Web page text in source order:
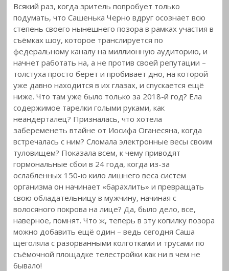
Всякий раз, когда зритель попробует только
подумать, что Сашенька Черно вдруг осознает всю
степень своего нынешнего позора в рамках участия в
съёмках шоу, которое транслируется по
федеральному каналу на миллионную аудиторию, и
начнетработать на, а не против своей репутации –
толстуха просто берет и пробивает дно, на которой
уже давно находится в их глазах, и спускается ещё
ниже. Что там уже было только за 2018-й год? Ела
содержимое тарелки голыми руками, как
неандерталец? Призналась, что хотела
забеременеть втайне от Иосифа Оганесяна, когда
встречалась с ним? Сломала электронные весы своим
туловищем? Показала всем, к чему приводят
гормональные сбои в 24 года, когда из-за
ослабленных 150-ю кило лишнего веса систем
организма он начинает «барахлить» и превращать
свою обладательницу в мужчину, начиная с
волосяного покрова на лице? Да, было дело, все,
наверное, помнят. Что ж, теперь в эту копилку позора
можно добавить ещё один – ведь сегодня Саша
щеголяла с разорванными колготками и трусами по
съёмочной площадке телестройки как ни в чем не
бывало!